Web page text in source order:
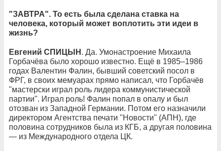
"ЗАВТРА". То есть была сделана ставка на
человека, который может воплотить эти идеи в
жизнь?
Евгений СПИЦЫН . Да. Умонастроение Михаила
Горбачёва было хорошо известно. Ещё в 1985–1986
годах Валентин Фалин, бывший советский посол в
ФРГ, в своих мемуарах прямо написал, что Горбачёв
"мастерски играл роль лидера коммунистической
партии". Играл роль! Фалин попал в опалу и был
отозван из Западной Германии. Потом его назначили
директором Агентства печати "Новости" (АПН), где
половина сотрудников была из КГБ, а другая половина
— из Международного отдела ЦК.